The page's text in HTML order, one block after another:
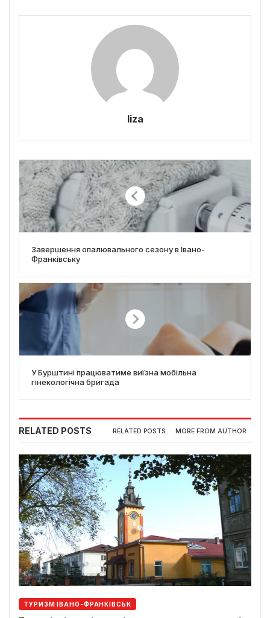
liza
Завершення опалювального сезону в Івано-
Франківську
У Бурштині працюватиме виїзна мобільна
гінекологічна бригада
RELATED POSTS RELATED POSTS MORE FROM AUTHOR
ТУРИЗМ ІВАНО-ФРАНКІВСЬК